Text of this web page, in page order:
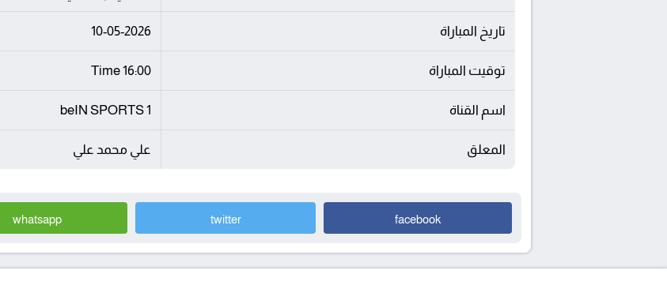
تاريخ المباراة 10-05-2026
توقيت المباراة 16:00 Time
اسم القناة beIN SPORTS 1
المعلق علي محمد علي
facebook
twitter
whatsapp